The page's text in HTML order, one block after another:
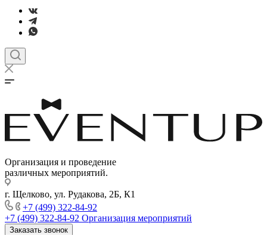
Организация и проведение
различных мероприятий.
г. Щелково, ул. Рудакова, 2Б, К1
+7 (499) 322-84-92
+7 (499) 322-84-92 Организация мероприятий
Заказать звонок